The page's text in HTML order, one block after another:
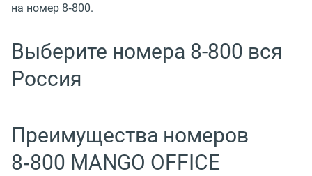
на номер 8‑800.
Выберите номера 8-800 вся
Россия
Преимущества номеров
8‑800 MANGO OFFICE